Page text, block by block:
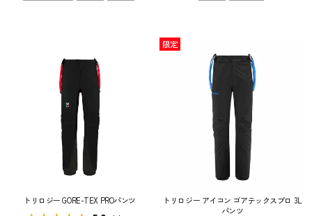
トリロジー GORE-TEX PROパンツ
トリロジー アイコン ゴアテックスプロ 3L
パンツ
限定